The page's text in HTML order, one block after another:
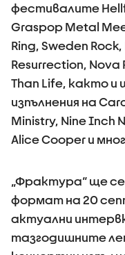
фестивалите
Graspop Metal
Ring, Sweden
Resurrection, Nova
Than Life, както
изпълнения на
Ministry, Nine Inch
Alice Cooper и
„Фрактура“ ще се
формат на 20
актуални
тазгодишните